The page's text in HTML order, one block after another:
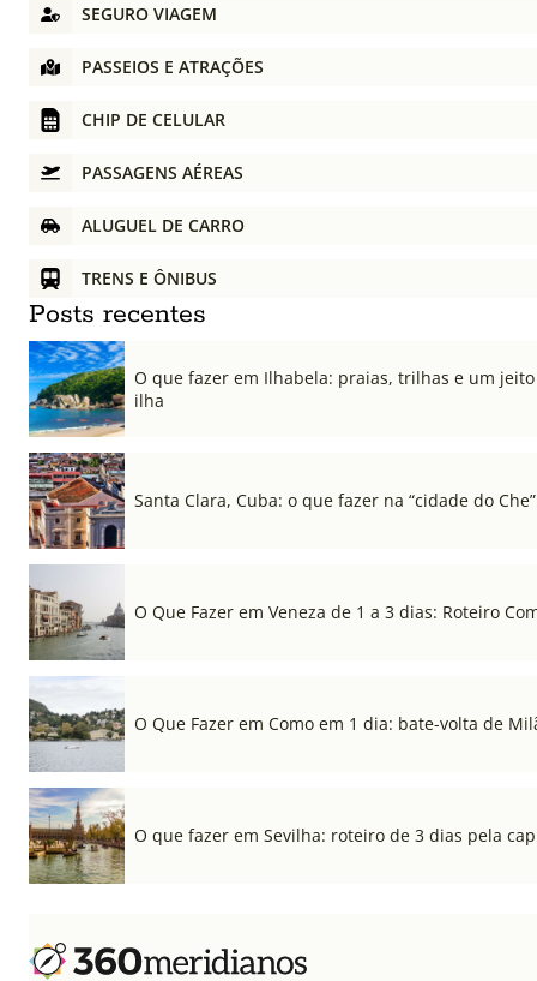
SEGURO VIAGEM
PASSEIOS E ATRAÇÕES
CHIP DE CELULAR
PASSAGENS AÉREAS
ALUGUEL DE CARRO
TRENS E ÔNIBUS
Posts recentes
O que fazer em Ilhabela: praias, trilhas e um
ilha
Santa Clara, Cuba: o que fazer na “cidade do Che”
O Que Fazer em Veneza de 1 a 3 dias: Roteiro
O Que Fazer em Como em 1 dia: bate-volta de
O que fazer em Sevilha: roteiro de 3 dias pela